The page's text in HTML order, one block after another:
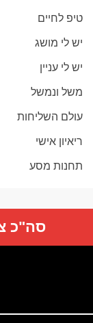
טיפ לחיים
יש לי מושג
יש לי עניין
משל ונמשל
עולם השליחות
ריאיון אישי
תחנות מסע
סה"כ